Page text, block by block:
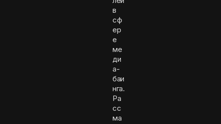
в
сф
ер
е
ме
ди
а-
баи
нга.
Ра
сс
ма